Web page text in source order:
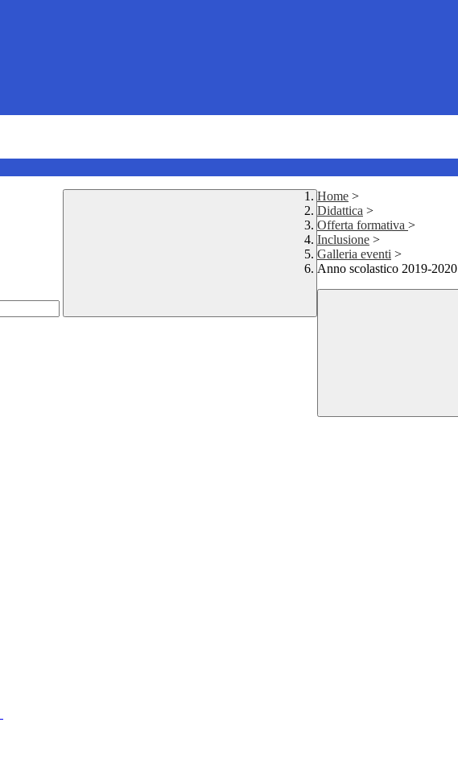
Home >
Didattica >
Offerta formativa >
Inclusione >
Galleria eventi >
Anno scolastico 2019-2020